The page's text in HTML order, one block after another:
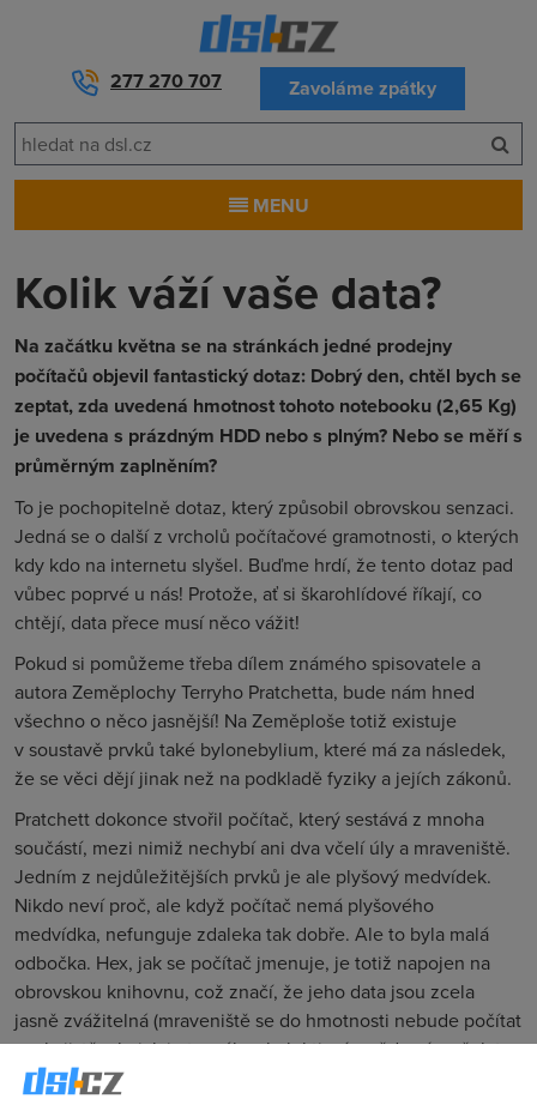
277 270 707 Zavoláme zpátky
MENU
Kolik váží vaše data?
Na začátku května se na stránkách jedné prodejny
počítačů objevil fantastický dotaz: Dobrý den, chtěl bych se
zeptat, zda uvedená hmotnost tohoto notebooku (2,65 Kg)
je uvedena s prázdným HDD nebo s plným? Nebo se měří s
průměrným zaplněním?
To je pochopitelně dotaz, který způsobil obrovskou senzaci.
Jedná se o další z vrcholů počítačové gramotnosti, o kterých
kdy kdo na internetu slyšel. Buďme hrdí, že tento dotaz pad
vůbec poprvé u nás! Protože, ať si škarohlídové říkají, co
chtějí, data přece musí něco vážit!
Pokud si pomůžeme třeba dílem známého spisovatele a
autora Zeměplochy Terryho Pratchetta, bude nám hned
všechno o něco jasnější! Na Zeměploše totiž existuje
v soustavě prvků také bylonebylium, které má za následek,
že se věci dějí jinak než na podkladě fyziky a jejích zákonů.
Pratchett dokonce stvořil počítač, který sestává z mnoha
součástí, mezi nimiž nechybí ani dva včelí úly a mraveniště.
Jedním z nejdůležitějších prvků je ale plyšový medvídek.
Nikdo neví proč, ale když počítač nemá plyšového
medvídka, nefunguje zdaleka tak dobře. Ale to byla malá
odbočka. Hex, jak se počítač jmenuje, je totiž napojen na
obrovskou knihovnu, což značí, že jeho data jsou zcela
jasně zvážitelná (mraveniště se do hmotnosti nebude počítat
zcela jistě, ale jak je to s úly a kolektivním vědomím včel, to
už je sporné).